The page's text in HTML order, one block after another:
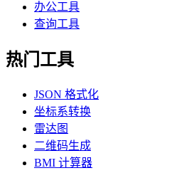
办公工具
查询工具
热门工具
JSON 格式化
坐标系转换
雷达图
二维码生成
BMI 计算器